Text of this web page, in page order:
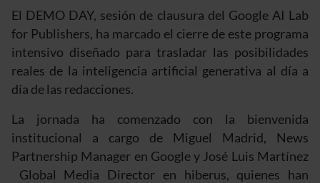
El DEMO DAY, sesión de clausura del Google AI Lab
for Publishers, ha marcado el cierre de este programa
intensivo diseñado para trasladar las posibilidades
reales de la inteligencia artificial generativa al día a
día de las redacciones.
La jornada ha comenzado con la bienvenida
institucional a cargo de Miguel Madrid, News
Partnership Manager en Google y José Luis Martínez
Global Media Director en hiberus, quienes han